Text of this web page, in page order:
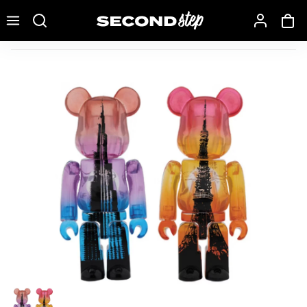
Bearbrick x Burj Khalifa Tokyo Tower 100% (set of 2) Black